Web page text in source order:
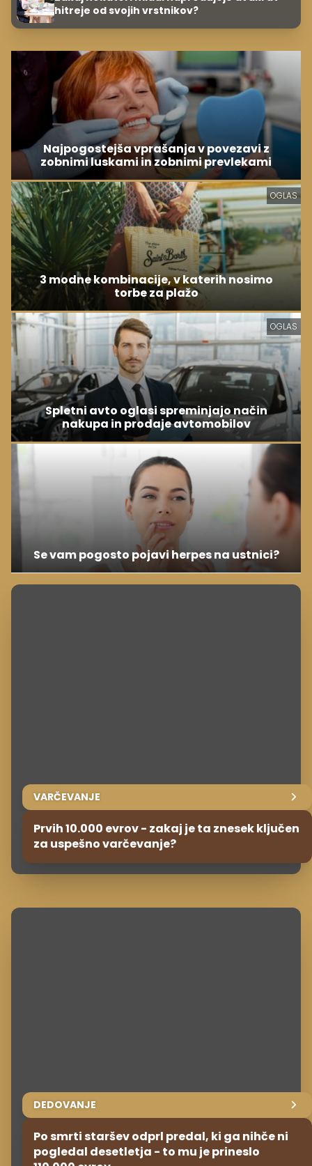
hitreje od svojih vrstnikov?
Najpogostejša vprašanja v povezavi z
zobnimi luskami in zobnimi prevlekami
OGLAS
3 modne kombinacije, v katerih nosimo
torbe za plažo
OGLAS
Spletni avto oglasi spreminjajo način
nakupa in prodaje avtomobilov
Se vam pogosto pojavi herpes na ustnici?
VARČEVANJE
Prvih 10.000 evrov - zakaj je ta znesek ključen
za uspešno varčevanje?
DEDOVANJE
Po smrti staršev odprl predal, ki ga nihče ni
pogledal desetletja - to mu je prineslo